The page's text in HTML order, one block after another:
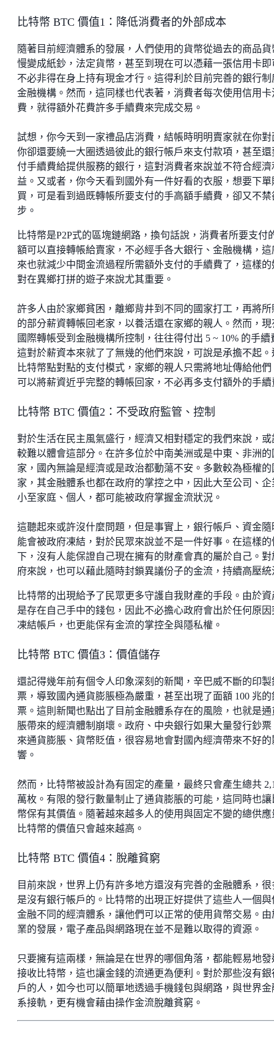
比特幣 BTC 價值1：降低消費者的外部成本
隨著目前經濟體系的發展，人們使用的貨幣從過去的商品貨
慢變成紙鈔，法定貨幣，甚至到現在可以憑藉一張信用卡即
不必非得在身上持有現金才行。這得利於目前完善的銀行制
金融機構。然而，這同樣也代表著，消費者每次使用信用卡
費，就得額外花費許多手續費來完成交易。
試想，你今天到一家禮品店消費，結帳時明明賣家就在你對
你卻還要繞一大圈透過彼此的銀行帳戶來支付款項，甚至還
付手續費給提供服務的銀行，這對消費者來說並不符合經濟
益。又或者，你今天看到國外有一件好看的衣服，想要下單
買，可是看到過既轉帳所要支付的手高額手續費，卻又不禁
步。
比特幣是P2P式的區塊鏈網路，換句話說，消費者所要支付
額可以直接轉帳給賣家，不必經手各大銀行、金融機構，這
來也就減少中間金流過程所需額外支付的手續費了，這樣的
對在異鄉打拼的遊子來說尤其重要。
許多人由於家鄉貧困，離鄉背井到不同的國家打工，再將所
的部分薪資轉帳回老家，以養活還在家鄉的親人。然而，現
國際轉帳受到金融機構所控制，往往得付出 5 ~ 10% 的手續
這對於薪資本來就了了無幾的他們來說，可說是承擔不起。
比特幣點對點的支付模式，家鄉的親人只需將地址傳給他們
可以將薪資近乎完整的轉帳回家，不必再多支付額外的手續
比特幣 BTC 價值2：不受政府監管、控制
對於生活在民主風氣盛行，經濟又相對穩定的我們來說，或
較難以體會這部分。在許多位於中南美洲或是中東、非洲的
家，國內無論是經濟或是政治都動蕩不安。多數較為極權的
家，其金融體系也都在政府的掌控之中，因此大至公司、企
小至家庭、個人，都可能被政府掌握金流狀況。
這聽起來或許沒什麼問題，但是事實上，銀行帳戶、資金隨
能會被政府凍結，對於民眾來說並不是一件好事。在這樣的
下，沒有人能保證自己現在擁有的財產會真的屬於自己。對
府來說，也可以藉此隨時封鎖異議份子的金流，持續高壓統
比特幣的出現給予了民眾更多守護自我財產的手段。由於資
是存在自己手中的錢包，因此不必擔心政府會出於任何原因
凍結帳戶，也更能保有金流的掌控全與隱私權。
比特幣 BTC 價值3：價值儲存
還記得幾年前有個令人印象深刻的新聞，辛巴威不斷的印製
票，導致國內通貨膨脹極為嚴重，甚至出現了面額 100 兆的
票。這則新聞也點出了目前金融體系存在的風險，也就是通
脹帶來的經濟體制崩壞。政府、中央銀行如果大量發行鈔票
來通貨膨脹、貨幣貶值，很容易地會對國內經濟帶來不好的
響。
然而，比特幣被設計為有固定的產量，最終只會產生總共
萬枚。有限的發行數量制止了通貨膨脹的可能，這同時也讓
幣保有其價值。隨著越來越多人的使用與固定不變的總供應
比特幣的價值只會越來越高。
比特幣 BTC 價值4：脫離貧窮
目前來說，世界上仍有許多地方還沒有完善的金融體系，很
是沒有銀行帳戶的。比特幣的出現正好提供了這些人一個與
金融不同的經濟體系，讓他們可以正常的使用貨幣交易。由
業的發展，電子產品與網路現在並不是難以取得的資源。
只要擁有這兩樣，無論是在世界的哪個角落，都能輕易地發
接收比特幣，這也讓金錢的流通更為便利。對於那些沒有銀
戶的人，如今也可以簡單地透過手機錢包與網路，與世界金
系接軌，更有機會藉由操作金流脫離貧窮。